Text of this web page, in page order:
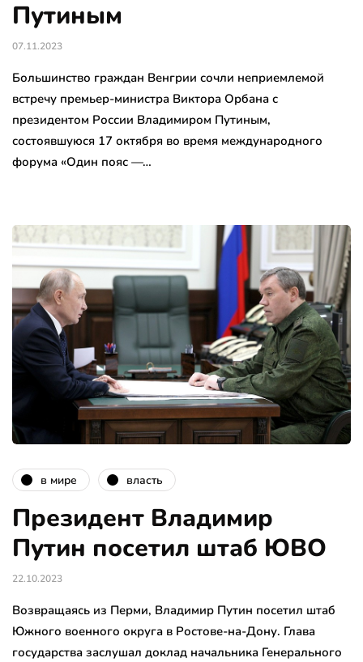
Путиным
07.11.2023
Большинство граждан Венгрии сочли неприемлемой
встречу премьер-министра Виктора Орбана с
президентом России Владимиром Путиным,
состоявшуюся 17 октября во время международного
форума «Один пояс —…
в мире власть
Президент Владимир
Путин посетил штаб ЮВО
22.10.2023
Возвращаясь из Перми, Владимир Путин посетил штаб
Южного военного округа в Ростове-на-Дону. Глава
государства заслушал доклад начальника Генерального